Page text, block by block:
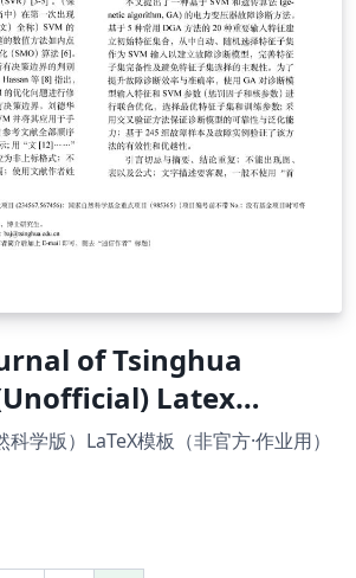
of Tsinghua
Latex
学版）LaTeX模板（非官方·作业用）